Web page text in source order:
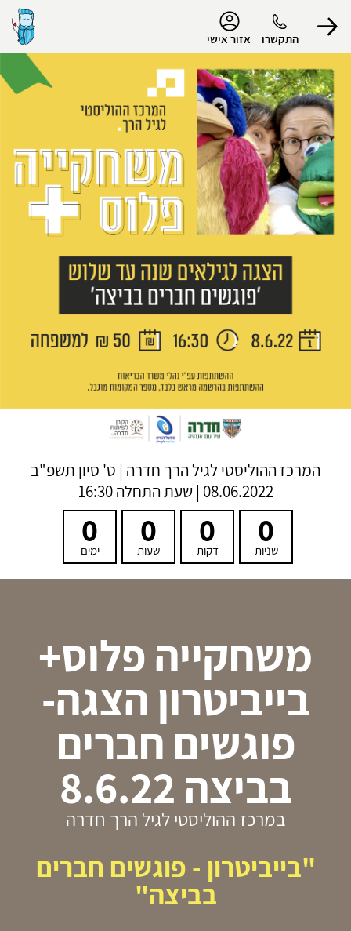
התקשרו אזור אישי
הפרופיל שלי
התנתק
המרכז ההוליסטי לגיל הרך חדרה | ט' סיון תשפ"ב
08.06.2022 | שעת התחלה 16:30
0
שניות
0
דקות
0
שעות
0
ימים
משחקייה פלוס+
בייביטרון הצגה-
פוגשים חברים
בביצה 8.6.22
במרכז ההוליסטי לגיל הרך חדרה
"בייביטרון - פוגשים חברים
בביצה"